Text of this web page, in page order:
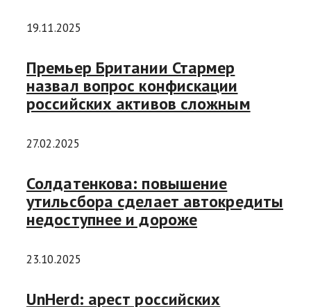
19.11.2025
Премьер Британии Стармер
назвал вопрос конфискации
российских активов сложным
27.02.2025
Солдатенкова: повышение
утильсбора сделает автокредиты
недоступнее и дороже
23.10.2025
UnHerd: арест российских